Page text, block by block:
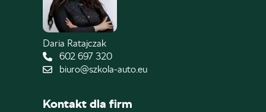
Daria Ratajczak
602 697 320
biuro@szkola-auto.eu
Kontakt dla firm